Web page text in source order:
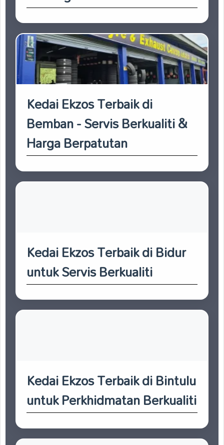
Kedai Ekzos Terbaik di
Bemban - Servis Berkualiti &
Harga Berpatutan
Kedai Ekzos Terbaik di Bidur
untuk Servis Berkualiti
Kedai Ekzos Terbaik di Bintulu
untuk Perkhidmatan Berkualiti